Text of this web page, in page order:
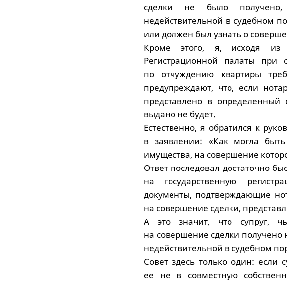
сделки не было получено,
недействительной в судебном
или должен был узнать о
Кроме этого, я, исходя из
Регистрационной палаты при
по отчуждению квартиры
предупреждают, что, если
представлено в определенный
выдано не будет.
Естественно, я обратился к
в заявлении: «Как могла
имущества, на совершение
Ответ последовал достаточно
на государственную
документы, подтверждающие
на совершение сделки,
А это значит, что супруг,
на совершение сделки получено
недействительной в судебном
Совет здесь только один: если
ее не в совместную